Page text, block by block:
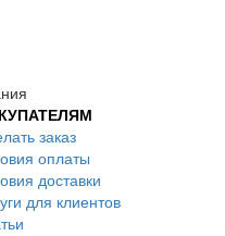
заказ
оплаты
доставки
для клиентов